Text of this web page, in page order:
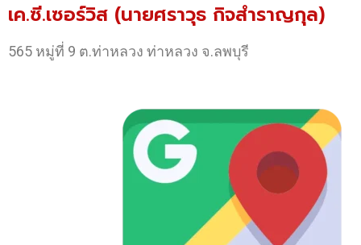
เค.ซี.เซอร์วิส (นายศราวุธ กิจสำราญกุล)
565 หมู่ที่ 9 ต.ท่าหลวง ท่าหลวง จ.ลพบุรี